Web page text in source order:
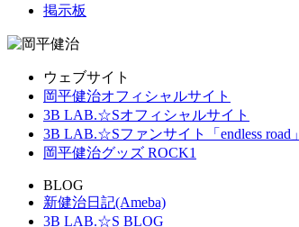
掲示板
ウェブサイト
岡平健治オフィシャルサイト
3B LAB.☆Sオフィシャルサイト
3B LAB.☆Sファンサイト「endless road」
岡平健治グッズ ROCK1
BLOG
新健治日記(Ameba)
3B LAB.☆S BLOG